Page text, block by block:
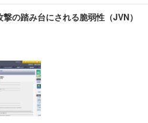
撃の踏み台にされる脆弱性（JVN）